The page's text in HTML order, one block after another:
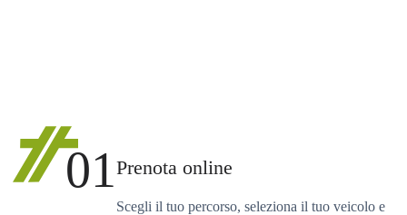
01Prenota online
Scegli il tuo percorso, seleziona il tuo veicolo e